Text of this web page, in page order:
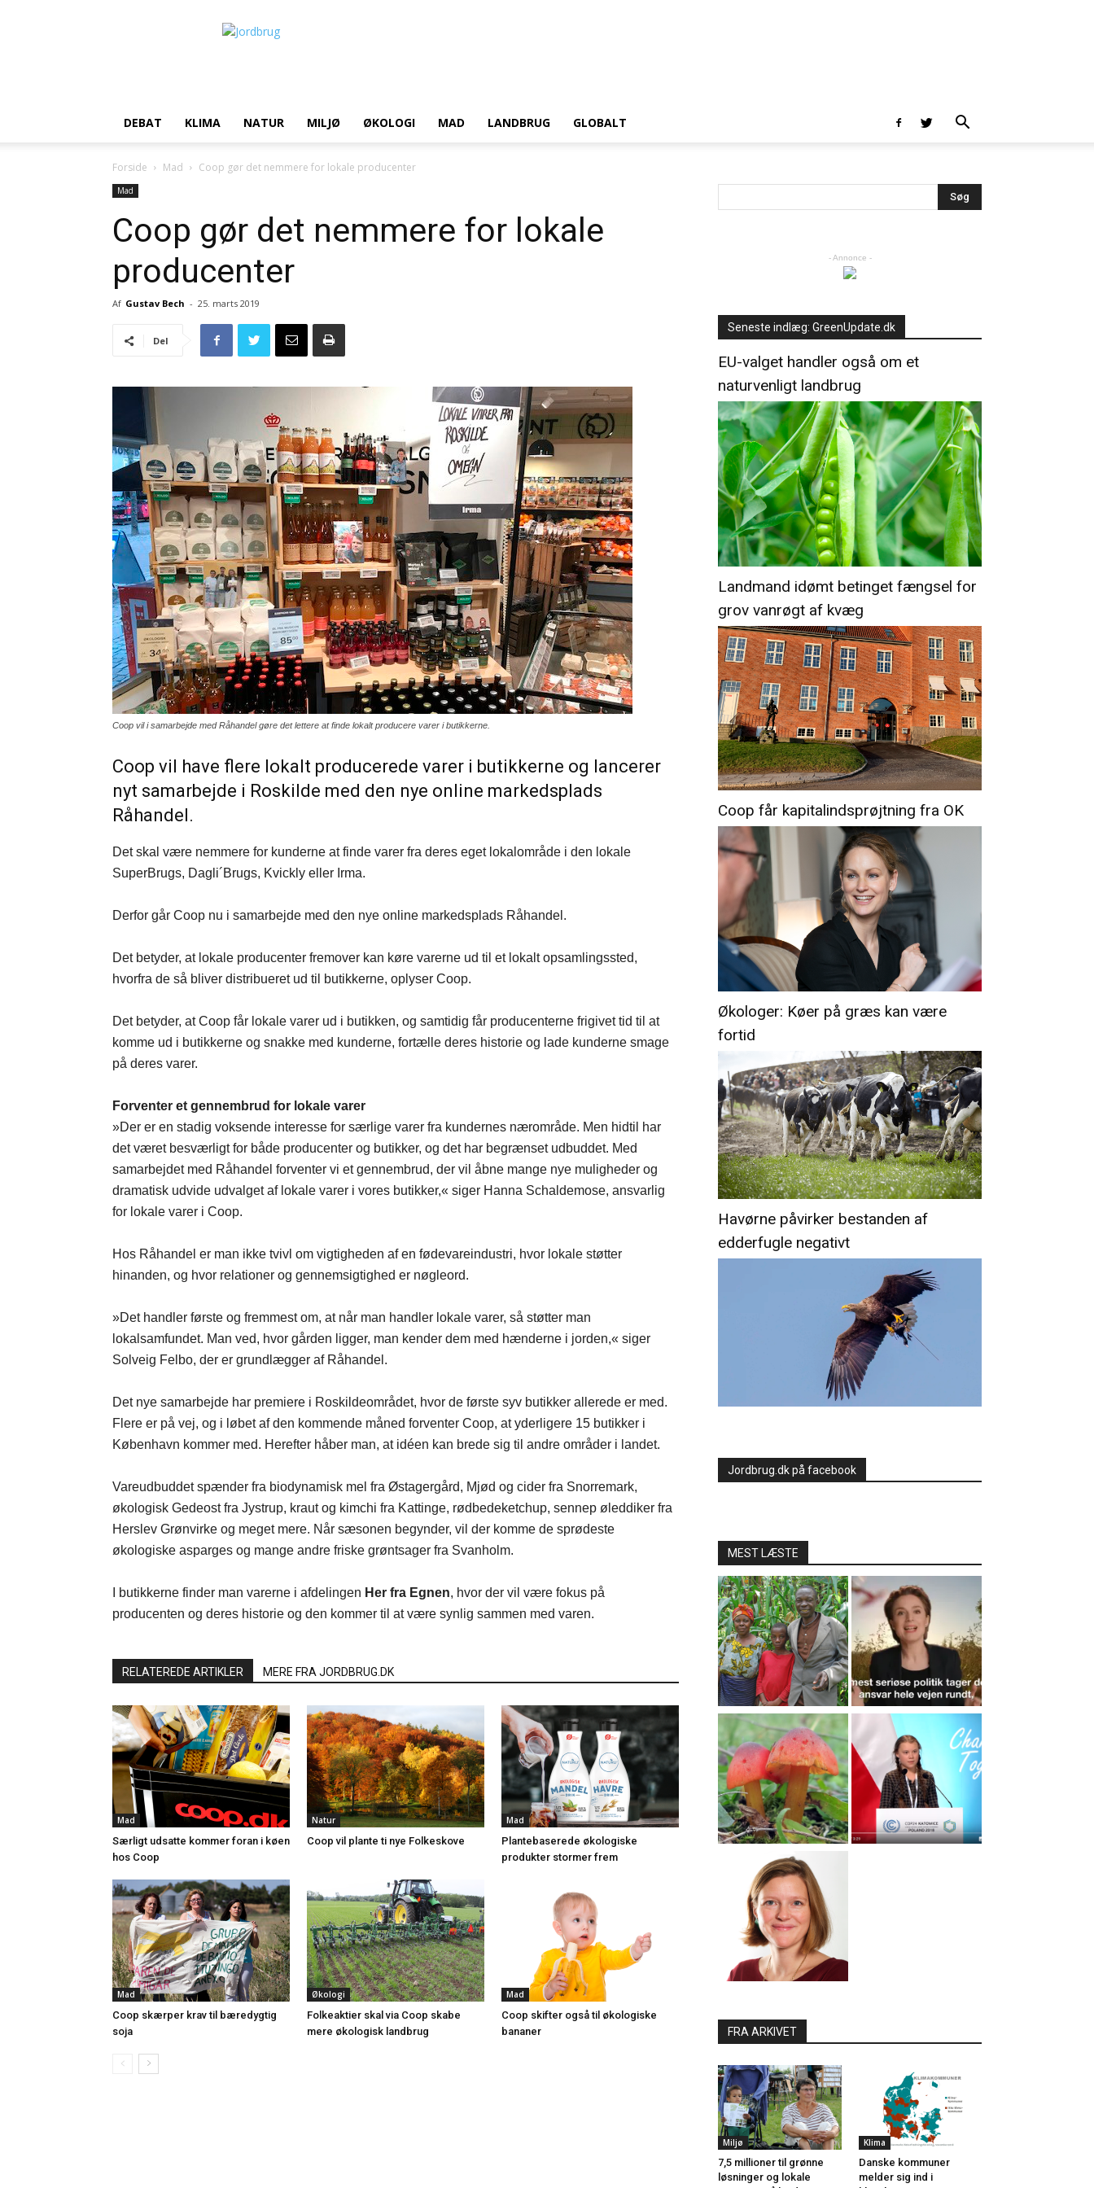
DEBAT KLIMA NATUR MILJØ ØKOLOGI MAD LANDBRUG GLOBALT
Forside Mad Coop gør det nemmere for lokale producenter
Mad
Coop gør det nemmere for lokale
producenter
Af Gustav Bech - 25. marts 2019
Del
Coop vil i samarbejde med Råhandel gøre det lettere at finde lokalt producere varer i butikkerne.
Coop vil have flere lokalt producerede varer i butikkerne og lancerer
nyt samarbejde i Roskilde med den nye online markedsplads
Råhandel.
Det skal være nemmere for kunderne at finde varer fra deres eget lokalområde i den lokale
SuperBrugs, Dagli´Brugs, Kvickly eller Irma.
Derfor går Coop nu i samarbejde med den nye online markedsplads Råhandel.
Det betyder, at lokale producenter fremover kan køre varerne ud til et lokalt opsamlingssted,
hvorfra de så bliver distribueret ud til butikkerne, oplyser Coop.
Det betyder, at Coop får lokale varer ud i butikken, og samtidig får producenterne frigivet tid til at
komme ud i butikkerne og snakke med kunderne, fortælle deres historie og lade kunderne smage
på deres varer.
Forventer et gennembrud for lokale varer
»Der er en stadig voksende interesse for særlige varer fra kundernes nærområde. Men hidtil har
det været besværligt for både producenter og butikker, og det har begrænset udbuddet. Med
samarbejdet med Råhandel forventer vi et gennembrud, der vil åbne mange nye muligheder og
dramatisk udvide udvalget af lokale varer i vores butikker,« siger Hanna Schaldemose, ansvarlig
for lokale varer i Coop.
Hos Råhandel er man ikke tvivl om vigtigheden af en fødevareindustri, hvor lokale støtter
hinanden, og hvor relationer og gennemsigtighed er nøgleord.
»Det handler første og fremmest om, at når man handler lokale varer, så støtter man
lokalsamfundet. Man ved, hvor gården ligger, man kender dem med hænderne i jorden,« siger
Solveig Felbo, der er grundlægger af Råhandel.
Det nye samarbejde har premiere i Roskildeområdet, hvor de første syv butikker allerede er med.
Flere er på vej, og i løbet af den kommende måned forventer Coop, at yderligere 15 butikker i
København kommer med. Herefter håber man, at idéen kan brede sig til andre områder i landet.
Vareudbuddet spænder fra biodynamisk mel fra Østagergård, Mjød og cider fra Snorremark,
økologisk Gedeost fra Jystrup, kraut og kimchi fra Kattinge, rødbedeketchup, sennep øleddiker fra
Herslev Grønvirke og meget mere. Når sæsonen begynder, vil der komme de sprødeste
økologiske asparges og mange andre friske grøntsager fra Svanholm.
I butikkerne finder man varerne i afdelingen Her fra Egnen, hvor der vil være fokus på
producenten og deres historie og den kommer til at være synlig sammen med varen.
RELATEREDE ARTIKLER MERE FRA JORDBRUG.DK
Mad
Særligt udsatte kommer foran i køen
hos Coop
Natur
Coop vil plante ti nye Folkeskove
Mad
Plantebaserede økologiske
produkter stormer frem
Mad
Coop skærper krav til bæredygtig
soja
Økologi
Folkeaktier skal via Coop skabe
mere økologisk landbrug
Mad
Coop skifter også til økologiske
bananer
- Annonce -
Seneste indlæg: GreenUpdate.dk
EU-valget handler også om et
naturvenligt landbrug
Landmand idømt betinget fængsel for
grov vanrøgt af kvæg
Coop får kapitalindsprøjtning fra OK
Økologer: Køer på græs kan være
fortid
Havørne påvirker bestanden af
edderfugle negativt
Jordbrug.dk på facebook
MEST LÆSTE
FRA ARKIVET
Miljø
7,5 millioner til grønne
løsninger og lokale
Klima
Danske kommuner
melder sig ind i